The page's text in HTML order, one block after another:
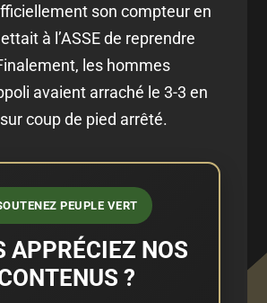
son compteur en
à l’ASSE de reprendre
les hommes
avaient arraché le 3-3 en
coup de pied arrêté.
PEUPLE VERT
APPRÉCIEZ NOS
?